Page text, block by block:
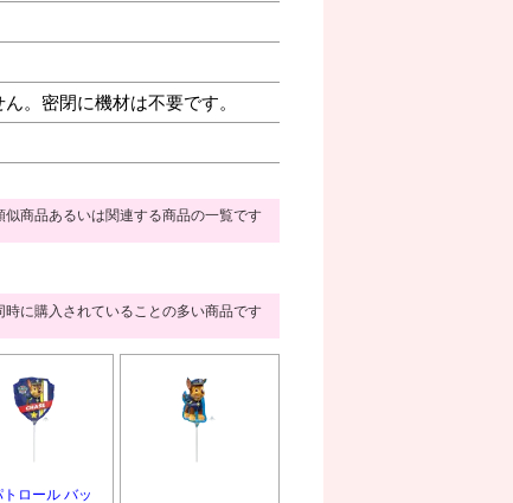
。密閉に機材は不要です。
商品あるいは関連する商品の一覧です
時に購入されていることの多い商品です
ロール バッ